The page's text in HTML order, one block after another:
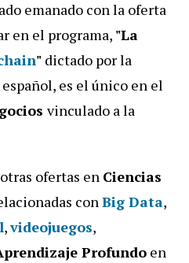
emanado con la oferta
en el programa, "La
" dictado por la
es el único en el
vinculado a la
ofertas en Ciencias
conBig Data,
,videojuegos,
Profundo en